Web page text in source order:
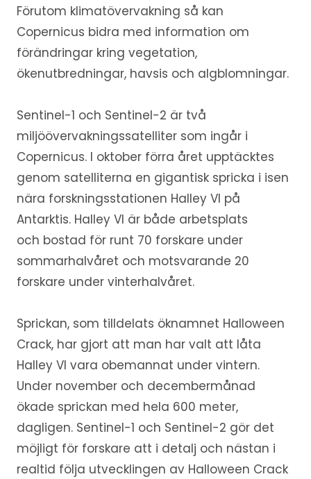
Förutom klimatövervakning så kan
Copernicus bidra med information om
förändringar kring vegetation,
ökenutbredningar, havsis och algblomningar.
Sentinel-1 och Sentinel-2 är två
miljöövervakningssatelliter som ingår i
Copernicus. I oktober förra året upptäcktes
genom satelliterna en gigantisk spricka i isen
nära forskningsstationen Halley VI på
Antarktis. Halley VI är både arbetsplats
och bostad för runt 70 forskare under
sommarhalvåret och motsvarande 20
forskare under vinterhalvåret.
Sprickan, som tilldelats öknamnet Halloween
Crack, har gjort att man har valt att låta
Halley VI vara obemannat under vintern.
Under november och decembermånad
ökade sprickan med hela 600 meter,
dagligen. Sentinel-1 och Sentinel-2 gör det
möjligt för forskare att i detalj och nästan i
realtid följa utvecklingen av Halloween Crack